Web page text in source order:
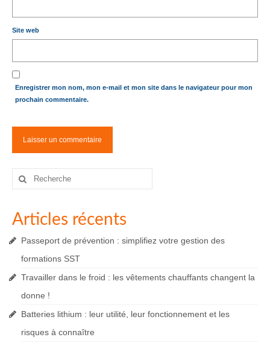
Site web
Enregistrer mon nom, mon e-mail et mon site dans le navigateur pour mon
prochain commentaire.
Rechercher
Articles récents
Passeport de prévention : simplifiez votre gestion des
formations SST
Travailler dans le froid : les vêtements chauffants changent la
donne !
Batteries lithium : leur utilité, leur fonctionnement et les
risques à connaître